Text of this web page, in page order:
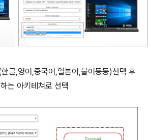
글,영어,중국어,일본어,불어등등)선택 후
는 아키테쳐로 선택